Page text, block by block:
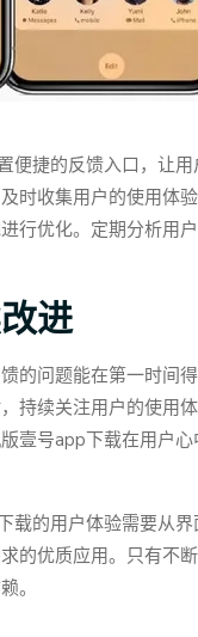
捷的反馈入口，让
时收集用户的使用体
行优化。定期分析用
进
的问题能在第一时间
持续关注用户的使用
壹号app下载在用户
载的用户体验需要从
的优质应用。只有不
。